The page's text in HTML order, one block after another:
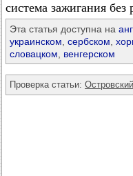
система зажигания без
Эта статья доступна на
украинском сербском
словацком
венгерском
Проверка статьи: